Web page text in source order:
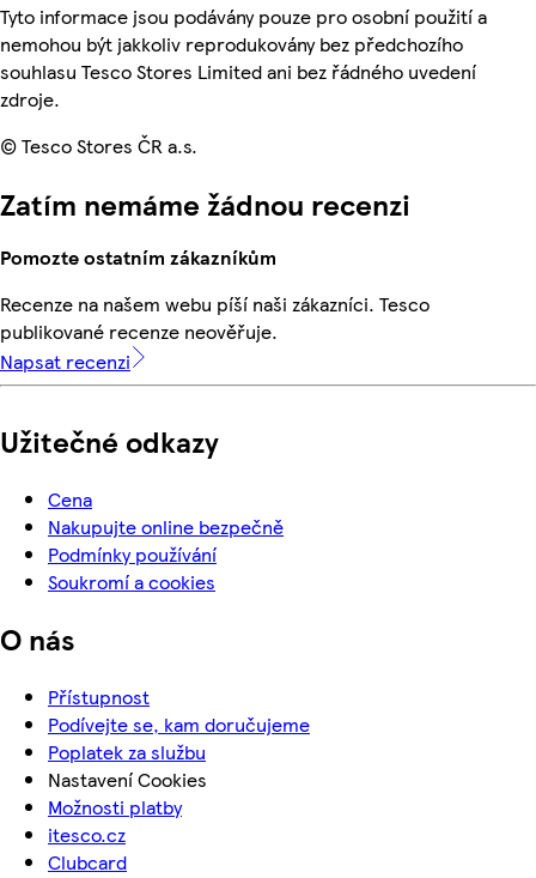
Tyto informace jsou podávány pouze pro osobní použití a
nemohou být jakkoliv reprodukovány bez předchozího
souhlasu Tesco Stores Limited ani bez řádného uvedení
zdroje.
© Tesco Stores ČR a.s.
Zatím nemáme žádnou recenzi
Pomozte ostatním zákazníkům
Recenze na našem webu píší naši zákazníci. Tesco
publikované recenze neověřuje.
Napsat recenzi
Užitečné odkazy
Cena
Nakupujte online bezpečně
Podmínky používání
Soukromí a cookies
O nás
Přístupnost
Podívejte se, kam doručujeme
Poplatek za službu
Nastavení Cookies
Možnosti platby
itesco.cz
Clubcard